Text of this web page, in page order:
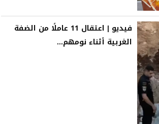
فيديو | اعتقال 11 عاملًا من الضفة
الغربية أثناء نومهم...